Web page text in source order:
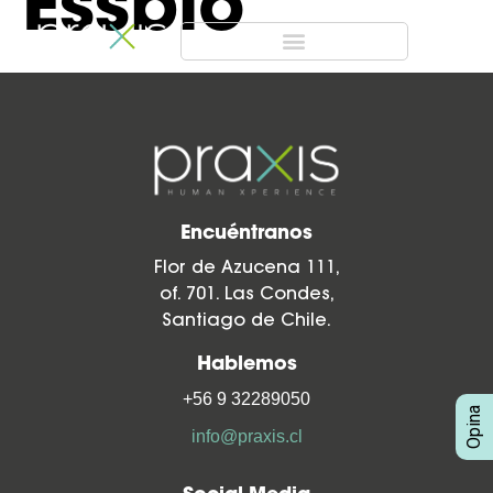
Encuéntranos
Flor de Azucena 111,
of. 701. Las Condes,
Santiago de Chile.
Hablemos
+56 9 32289050
info@praxis.cl